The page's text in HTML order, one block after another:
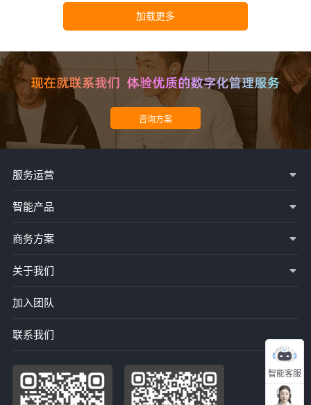
智能客服
服务运营
智能产品
商务方案
关于我们
加入团队
联系我们